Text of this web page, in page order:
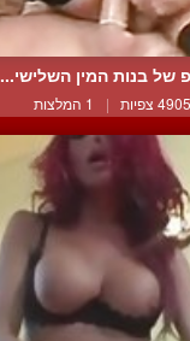
של בנות המין השלישי...
4905 צפיות | 1 המלצות